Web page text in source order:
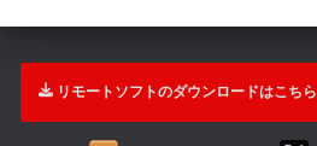
リモートソフトのダウンロードはこちら